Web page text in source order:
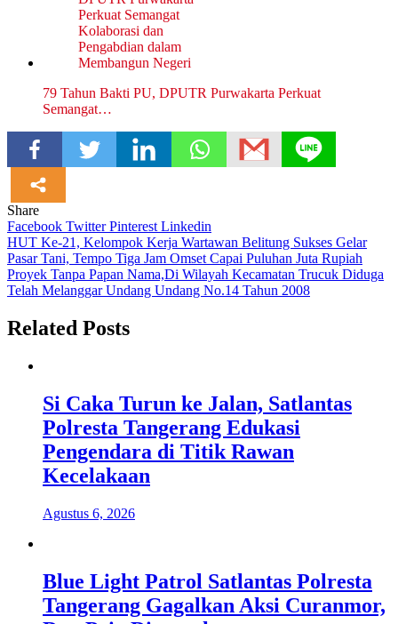
79 Tahun Bakti PU, DPUTR Purwakarta Perkuat
Semangat…
Share
Facebook TwitterPinterest Linkedin
Navigasi
pos
HUT Ke-21, Kelompok Kerja Wartawan Belitung Sukses Gelar
Pasar Tani, Tempo Tiga Jam Omset Capai Puluhan Juta Rupiah
Proyek Tanpa Papan Nama,Di Wilayah Kecamatan Trucuk Diduga
Telah Melanggar Undang Undang No.14 Tahun 2008
Related Posts
Si Caka Turun ke Jalan, Satlantas
Polresta Tangerang Edukasi
Pengendara di Titik Rawan
Kecelakaan
Agustus 6, 2026
Blue Light Patrol Satlantas Polresta
Tangerang Gagalkan Aksi Curanmor,